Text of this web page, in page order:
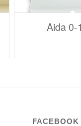
Aida 0-
FACEBOOK